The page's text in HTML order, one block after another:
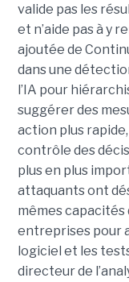
valide pas les
et n’aide pas à y
ajoutée de
dans une
l’IA pour
suggérer des
action plus
contrôle des
plus en plus
attaquants ont
mêmes capacités
entreprises pour
logiciel et les
directeur de